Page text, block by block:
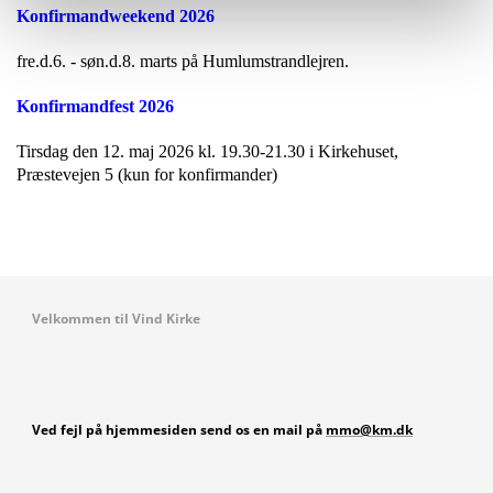
Konfirmandweekend 2026
fre.d.6. - søn.d.8. marts på Humlumstrandlejren.
Konfirmandfest 2026
Tirsdag den 12. maj 2026 kl. 19.30-21.30 i Kirkehuset,
Præstevejen 5 (kun for konfirmander)
Velkommen til Vind Kirke
Ved fejl på hjemmesiden send os en mail på mmo@km.dk